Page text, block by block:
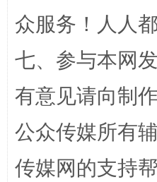
“蜀中异人”王建安的
众服务！人人
七、参与本网
有意见请向制
公众传媒所有
传媒网的支持